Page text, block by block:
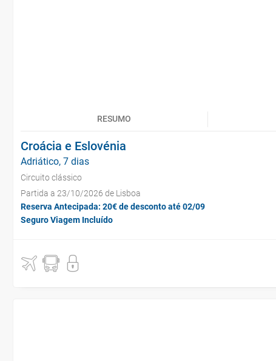
RESUMO
Croácia e Eslovénia
Adriático, 7 dias
Circuito clássico
Partida a 23/10/2026 de Lisboa
Reserva Antecipada: 20€ de desconto até 02/09
Seguro Viagem Incluído